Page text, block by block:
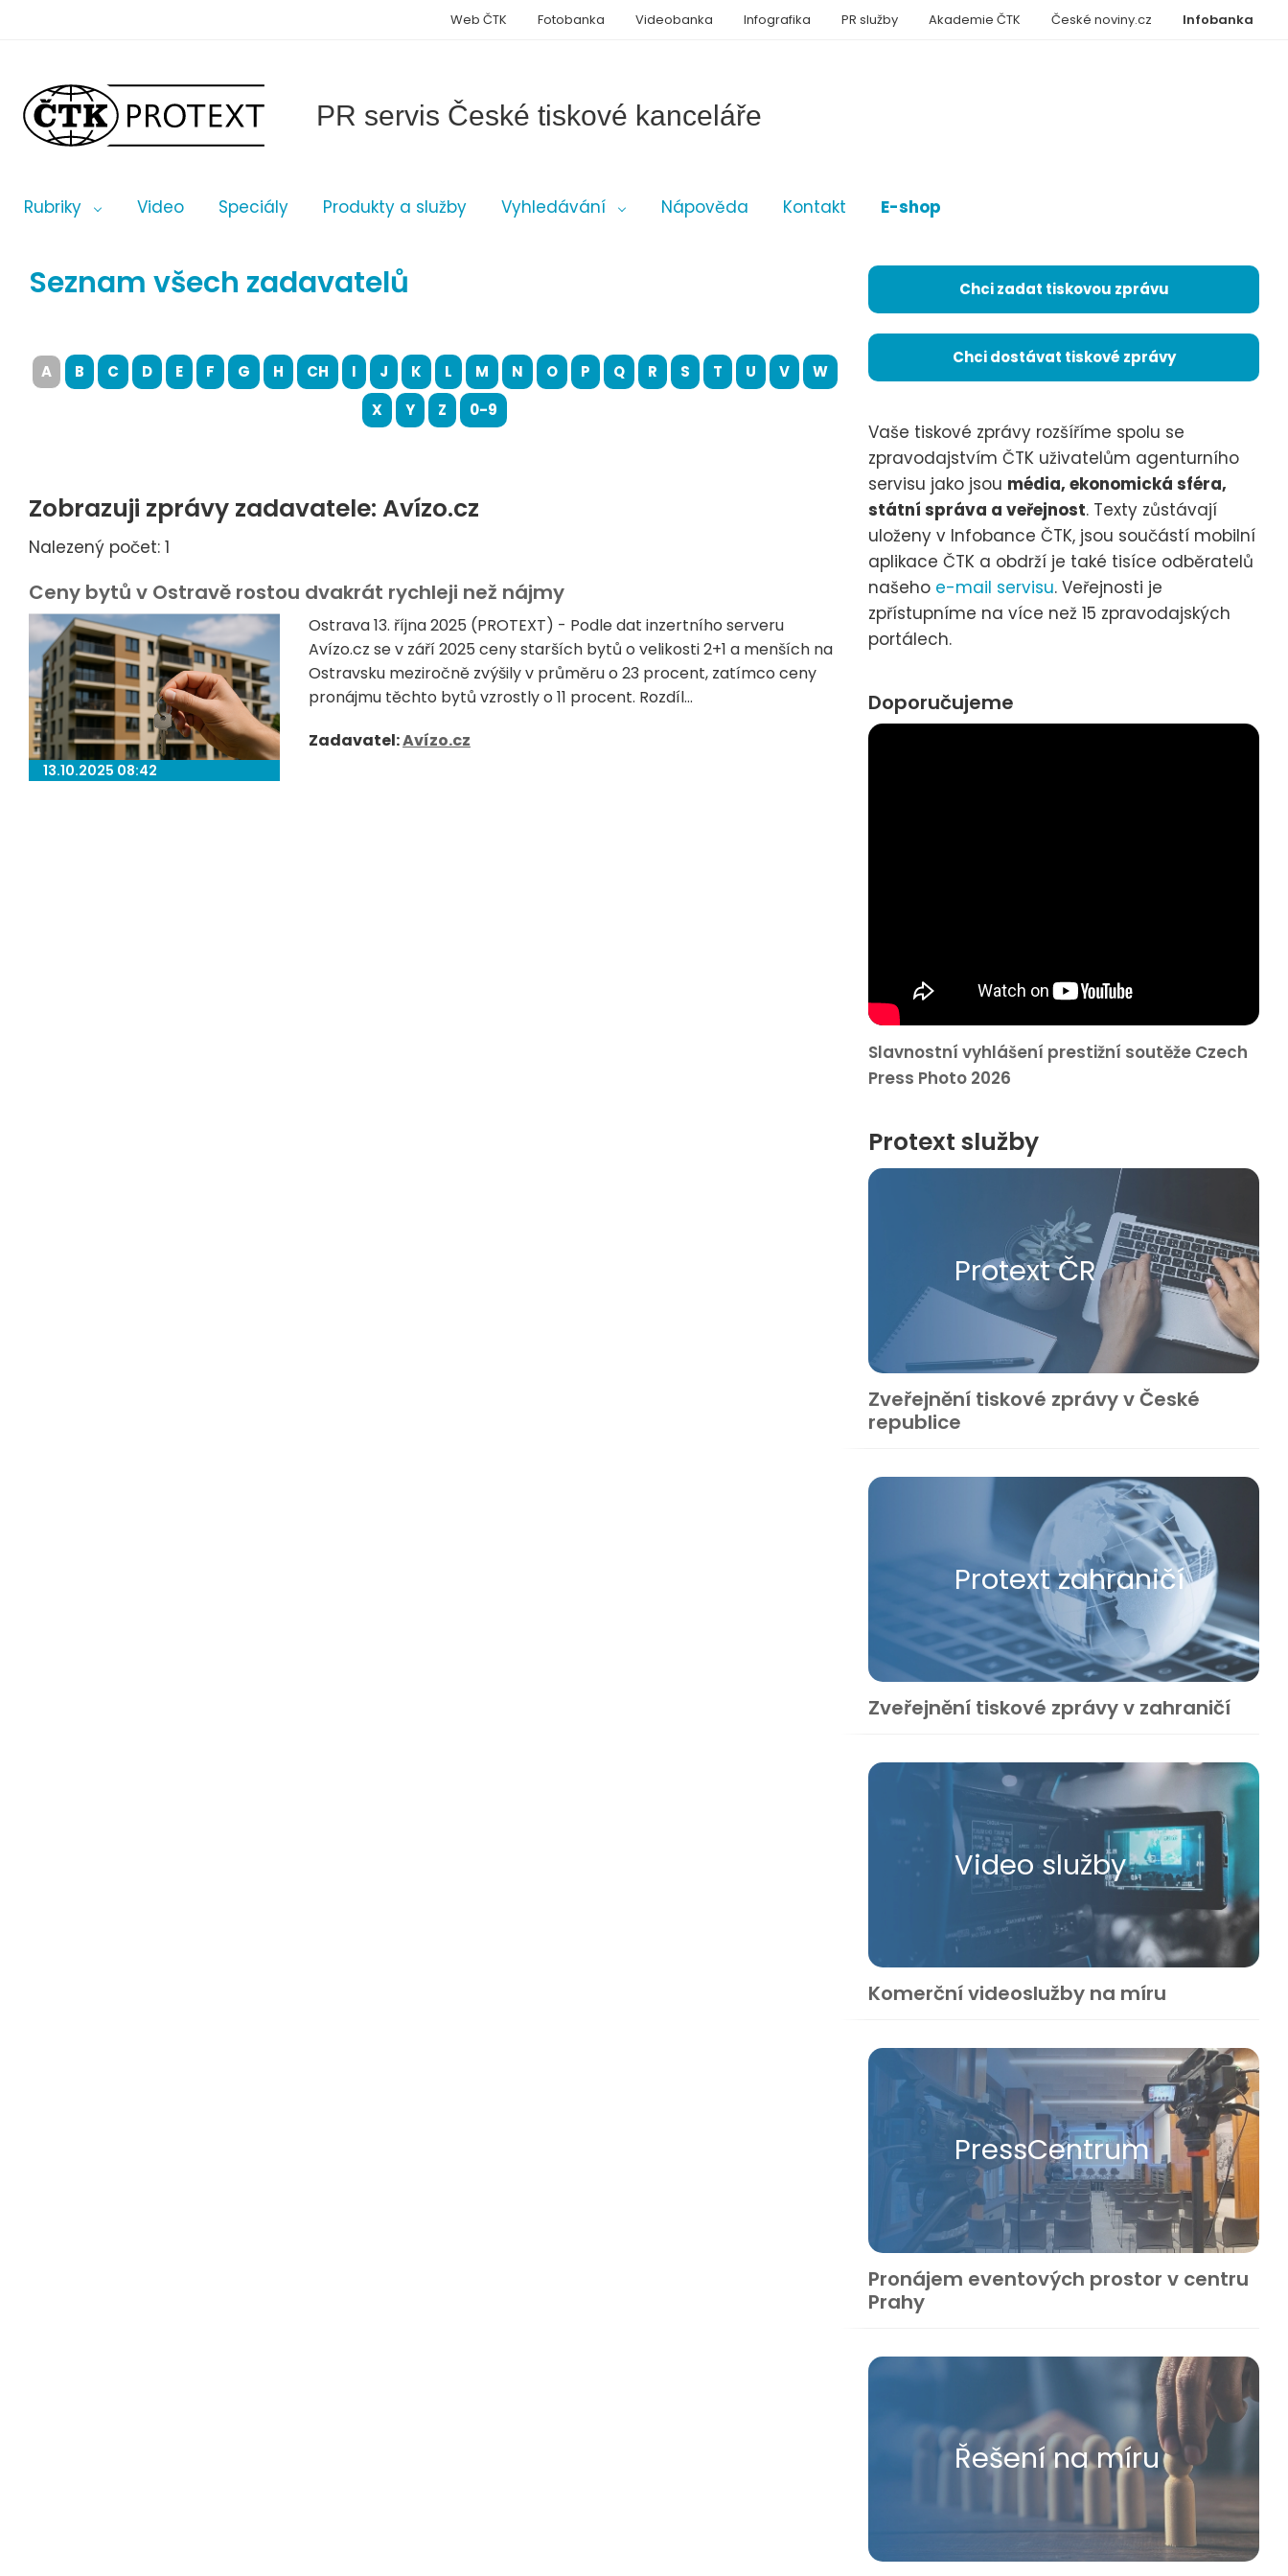
PR servis České tiskové kanceláře
Rubriky Video Speciály Produkty a služby Vyhledávání Nápověda Kontakt E-shop
Infobanka
Web ČTK Fotobanka Videobanka Infografika PR služby Akademie ČTK České noviny.cz
Seznam všech zadavatelů
A B C D E F G H CH I J K L M N O P Q R S T U V
W
X
Y Z 0-9
Zobrazuji zprávy zadavatele: Avízo.cz
Nalezený počet: 1
Ceny bytů v Ostravě rostou dvakrát rychleji než nájmy
13.10.2025 08:42
Ostrava 13. října 2025 (PROTEXT) - Podle dat inzertního serveru
Avízo.cz se v září 2025 ceny starších bytů o velikosti 2+1 a menších na
Ostravsku meziročně zvýšily v průměru o 23 procent, zatímco ceny
pronájmu těchto bytů vzrostly o 11 procent. Rozdíl...
Zadavatel:Avízo.cz
Chci zadat tiskovou zprávu
Chci dostávat tiskové zprávy
Vaše tiskové zprávy rozšíříme spolu se
zpravodajstvím ČTK uživatelům agenturního
servisu jako jsou média, ekonomická sféra,
státní správa a veřejnost. Texty zůstávají
uloženy v Infobance ČTK, jsou součástí mobilní
aplikace ČTK a obdrží je také tisíce odběratelů
našeho e-mail servisu. Veřejnosti je
zpřístupníme na více než 15 zpravodajských
portálech.
Doporučujeme
Slavnostní vyhlášení prestižní soutěže Czech
Press Photo 2026
Protext služby
Protext ČR
Zveřejnění tiskové zprávy v České
republice
Protext zahraničí
Zveřejnění tiskové zprávy v zahraničí
Video služby
Komerční videoslužby na míru
Press​Centrum
Pronájem eventových prostor v centru
Prahy
Řešení na míru